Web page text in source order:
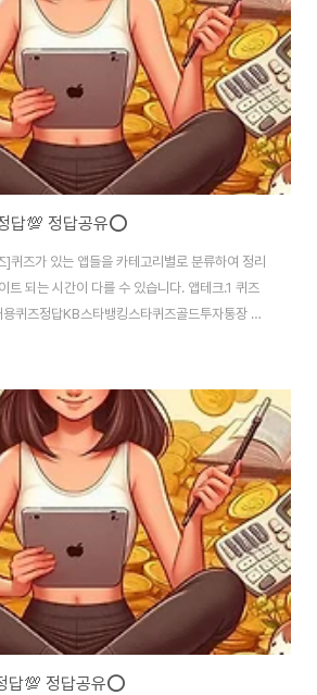
답💯 정답공유⭕️
퀴즈가 있는 앱들을 카테고리별로 분류하여 정리
트 되는 시간이 다를 수 있습니다. 앱테크.1 퀴즈
퀴즈정답KB스타뱅킹스타퀴즈골드투자통장 설
을 보관할 금고가 필요하다.신한카드퀴즈팡팡겨
고 최대 혜택 받으세요 25/26 시즌패스 1차 판매
9 일신한은행SOL BANK쏠야구쏠퀴즈삼성라
연전을 모두 승리하며 가을야구 진출 가능성을 높
즌 진출팀인 라이온즈는 지난 시즌까지 총 몇회
답: 30회NH올..
답💯 정답공유⭕️